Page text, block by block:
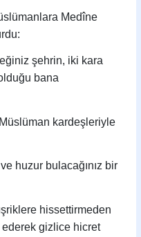
Medîne
şehrin, iki kara
bana
kardeşleriyle
huzur bulacağınız bir
hissettirmeden
ederek gizlice hicret